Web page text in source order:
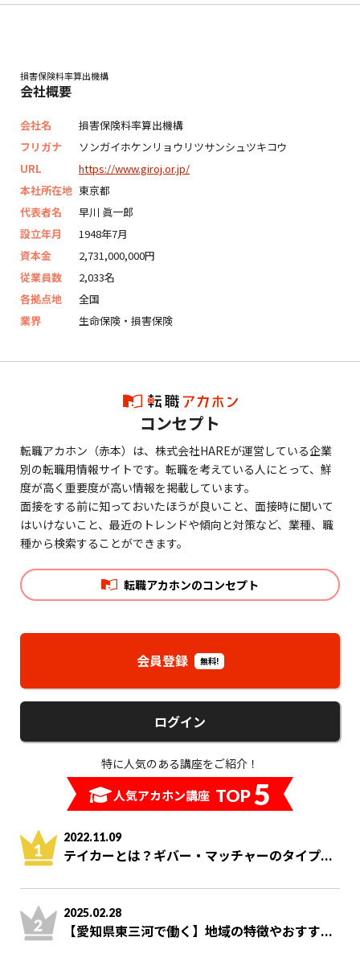
損害保険料率算出機構
会社概要
会社名
損害保険料率算出機構
フリガナ
ソンガイホケンリョウリツサンシュツキコウ
URL
https://www.giroj.or.jp/
本社所在地 東京都
代表者名
早川 眞一郎
設立年月
1948年7月
資本金
2,731,000,000円
従業員数
2,033名
各拠点地
全国
業界
生命保険・損害保険
コンセプト
転職アカホン（赤本）は、株式会社HAREが運営している企業
別の転職用情報サイトです。転職を考えている人にとって、鮮
度が高く重要度が高い情報を掲載しています。
面接をする前に知っておいたほうが良いこと、面接時に聞いて
はいけないこと、最近のトレンドや傾向と対策など、業種、職
種から検索することができます。
転職アカホンのコンセプト
会員登録 無料!
ログイン
特に人気のある講座をご紹介！
人気アカホン講座 TOP5
2022.11.09
テイカーとは？ギバー・マッチャーのタイプ...
2025.02.28
【愛知県東三河で働く】地域の特徴やおすす...